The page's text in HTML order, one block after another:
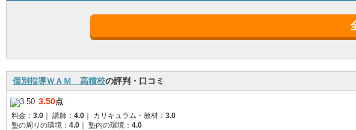
個別指導ＷＡＭ 高積校の評判・口コミ
3.50点
料金： 3.0 講師： 4.0 カリキュラム・教材： 3.0
塾の周りの環境： 4.0 塾内の環境： 4.0